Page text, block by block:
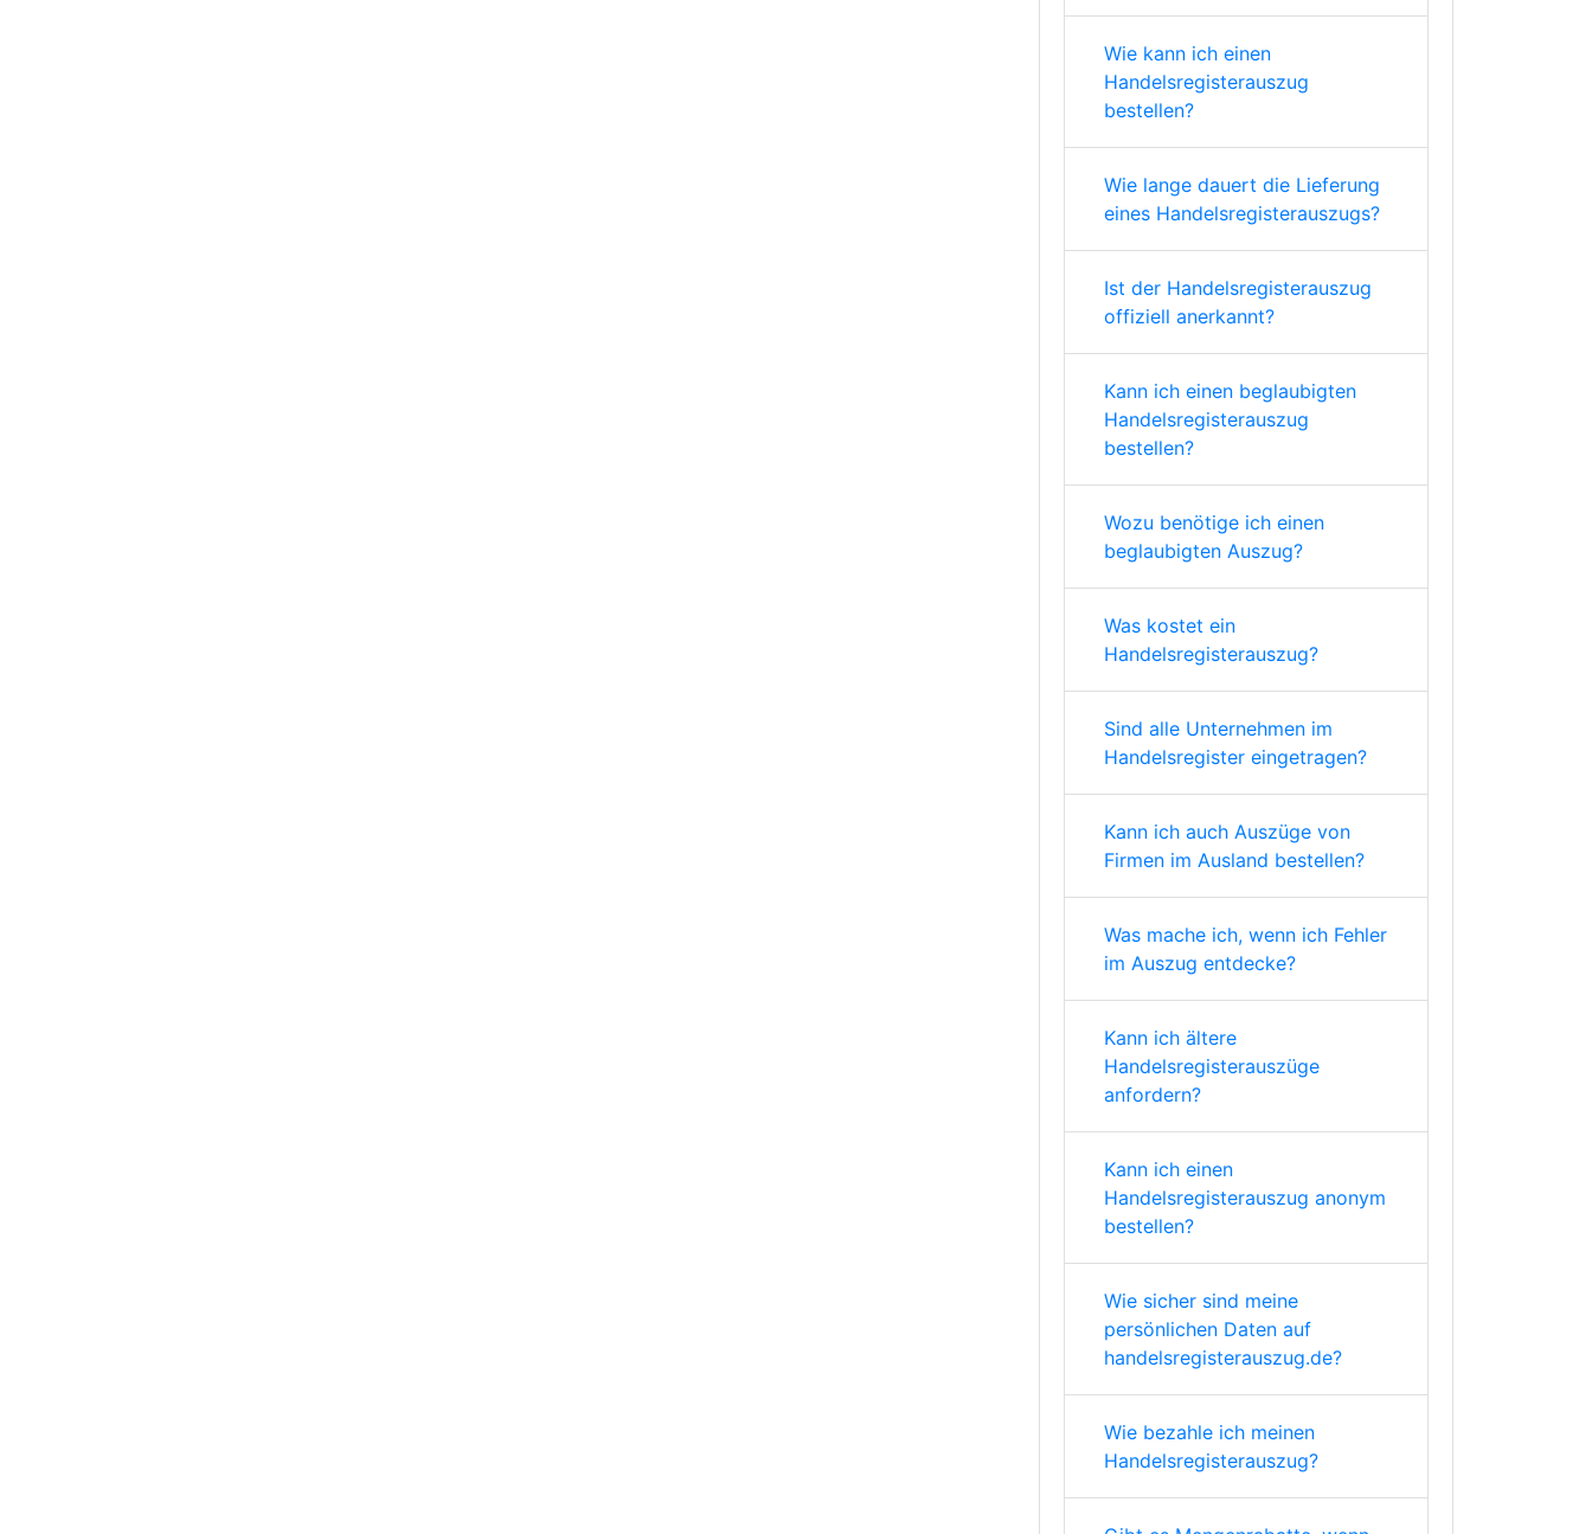
Wie kann ich einen
Handelsregisterauszug
bestellen?
Wie lange dauert die Lieferung
eines Handelsregisterauszugs?
Ist der Handelsregisterauszug
offiziell anerkannt?
Kann ich einen beglaubigten
Handelsregisterauszug
bestellen?
Wozu benötige ich einen
beglaubigten Auszug?
Was kostet ein
Handelsregisterauszug?
Sind alle Unternehmen im
Handelsregister eingetragen?
Kann ich auch Auszüge von
Firmen im Ausland bestellen?
Was mache ich, wenn ich Fehler
im Auszug entdecke?
Kann ich ältere
Handelsregisterauszüge
anfordern?
Kann ich einen
Handelsregisterauszug anonym
bestellen?
Wie sicher sind meine
persönlichen Daten auf
handelsregisterauszug.de?
Wie bezahle ich meinen
Handelsregisterauszug?